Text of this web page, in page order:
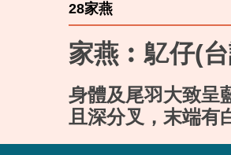
28家燕
家燕︰鳦仔(
身體及尾羽大致呈
且深分叉，末端有